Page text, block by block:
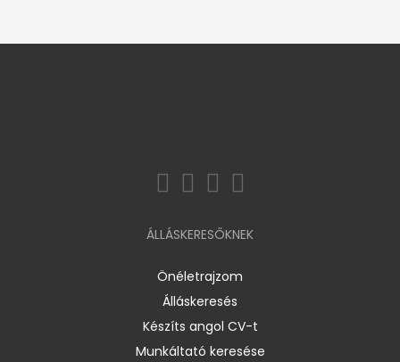
ÁLLÁSKERESŐKNEK
Önéletrajzom
Álláskeresés
Készíts angol CV-t
Munkáltató keresése